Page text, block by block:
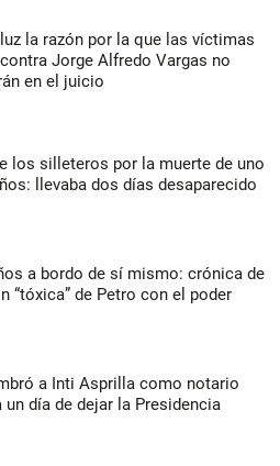
la razón por la que las víctimas
Jorge Alfredo Vargas no
en el juicio
los silleteros por la muerte de uno
llevaba dos días desaparecido
a bordo de sí mismo: crónica de
“tóxica” de Petro con el poder
a Inti Asprilla como notario
un día de dejar la Presidencia